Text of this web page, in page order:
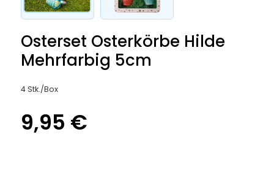
Osterset Osterkörbe Hilde
Mehrfarbig 5cm
4 Stk./Box
9,95 €